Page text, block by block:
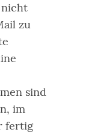
zu
sind
im
fertig